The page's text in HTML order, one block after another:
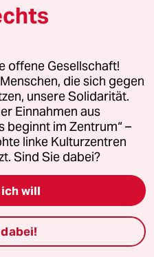
diesem Geld, das keinen
Spekulationsgewinne
(z.B. DB von 25%)
bezahlt werden.
Renditen aber nicht
auch keine höhere
Gegenteil), muss es
werden.
der Regel LETZTENDLICH
- über eine
der Bevölkerung führt, usw.,
Da schlägt dann die
der Zins- und Zinseszins-
aus dem Nichts der
offene Gesellschaft!
die sich gegen
unsere Solidarität.
Einnahmen aus
beginnt im Zentrum“ –
linke Kulturzentren
Sind Sie dabei?
will